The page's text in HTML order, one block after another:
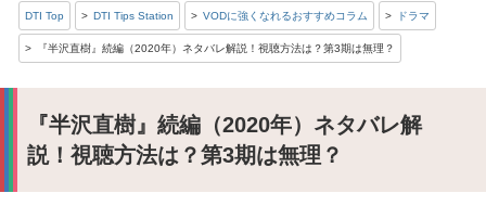
DTI Top DTI Tips Station VODに強くなれるおすすめコラム ドラマ
『半沢直樹』続編（2020年）ネタバレ解説！視聴方法は？第3期は無理？
『半沢直樹』続編（2020年）ネタバレ解
説！視聴方法は？第3期は無理？